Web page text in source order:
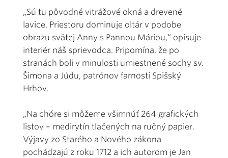
„Sú tu pôvodné vitrážové okná a drevené
lavice. Priestoru dominuje oltár v podobe
obrazu svätej Anny s Pannou Máriou,“ opisuje
interiér náš sprievodca. Pripomína, že po
stranách boli v minulosti umiestnené sochy sv.
Šimona a Júdu, patrónov farnosti Spišský
Hrhov.
„Na chóre si môžeme všimnúť 264 grafických
listov – medirytín tlačených na ručný papier.
Výjavy zo Starého a Nového zákona
pochádzajú z roku 1712 a ich autorom je Jan